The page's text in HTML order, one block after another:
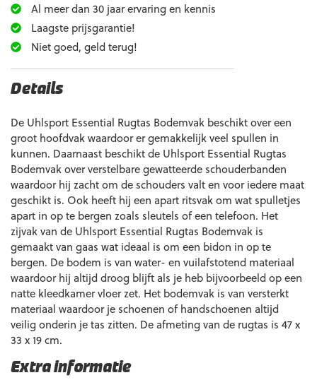
Al meer dan 30 jaar ervaring en kennis
Laagste prijsgarantie!
Niet goed, geld terug!
Extra informatie
Details
De Uhlsport Essential Rugtas Bodemvak beschikt over een
groot hoofdvak waardoor er gemakkelijk veel spullen in
kunnen. Daarnaast beschikt de Uhlsport Essential Rugtas
Bodemvak over verstelbare gewatteerde schouderbanden
waardoor hij zacht om de schouders valt en voor iedere maat
geschikt is. Ook heeft hij een apart ritsvak om wat spulletjes
apart in op te bergen zoals sleutels of een telefoon. Het
zijvak van de Uhlsport Essential Rugtas Bodemvak is
gemaakt van gaas wat ideaal is om een bidon in op te
bergen. De bodem is van water- en vuilafstotend materiaal
waardoor hij altijd droog blijft als je heb bijvoorbeeld op een
natte kleedkamer vloer zet. Het bodemvak is van versterkt
materiaal waardoor je schoenen of handschoenen altijd
veilig onderin je tas zitten. De afmeting van de rugtas is 47 x
33 x 19 cm.